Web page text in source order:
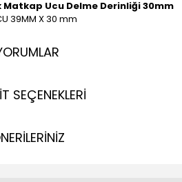
Matkap Ucu Delme Derinliği 30mm
39MM X 30 mm
SEÇENEKLERİ